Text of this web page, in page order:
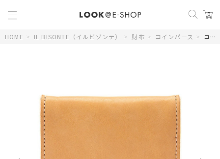
0
HOME > IL BISONTE（イルビゾンテ） > 財布 > コインパース > コインパース